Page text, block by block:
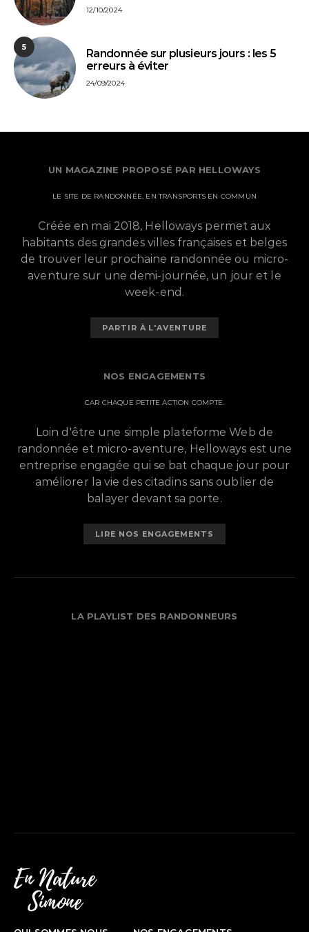
12/10/2024
5
Randonnée sur plusieurs jours : les 5
erreurs à éviter
24/09/2024
UN MAGAZINE PROPOSÉ PAR HELLOWAYS
LE SITE DE RANDONNÉE, EN TRANSPORTS EN COMMUN
Créée en mai 2018, Helloways permet aux
habitants des grandes villes françaises et belges
de trouver leur prochaine randonnée ou micro-
aventure sur une demi-journée, un jour et le
week-end.
PARTIR À L'AVENTURE
NOS ENGAGEMENTS
CAR CHAQUE PETITE ACTION COMPTE.
Loin d'être une simple plateforme Web de
randonnée et micro-aventure, Helloways est une
entreprise engagée qui se bat chaque jour pour
améliorer la vie des citadins sans oublier de
balayer devant sa porte.
LIRE NOS ENGAGEMENTS
LA PLAYLIST DES RANDONNEURS